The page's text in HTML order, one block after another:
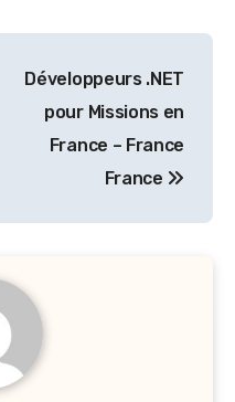
Développeurs .NET
pour Missions en
France – France
France